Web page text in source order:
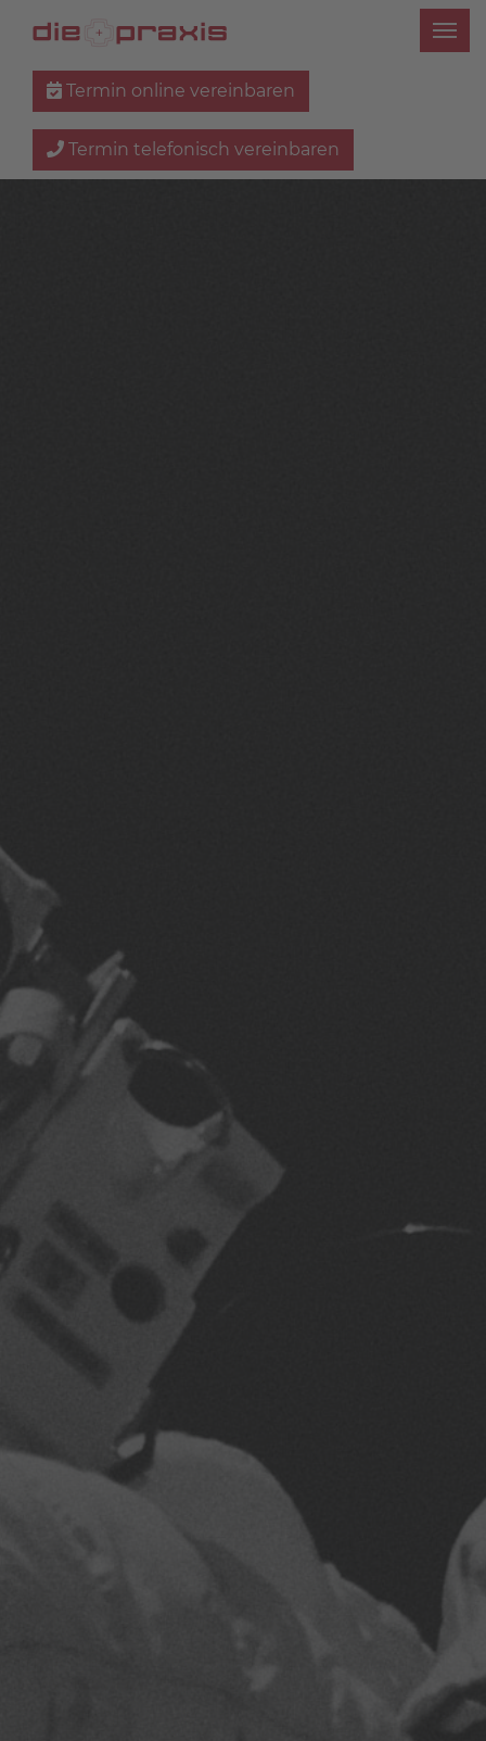
Termin online vereinbaren
Termin telefonisch vereinbaren